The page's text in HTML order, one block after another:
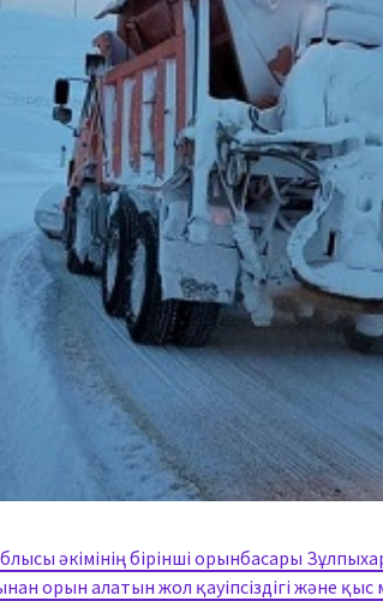
әкімінің бірінші орынбасары
орын алатын жол қауіпсіздігі және қыс